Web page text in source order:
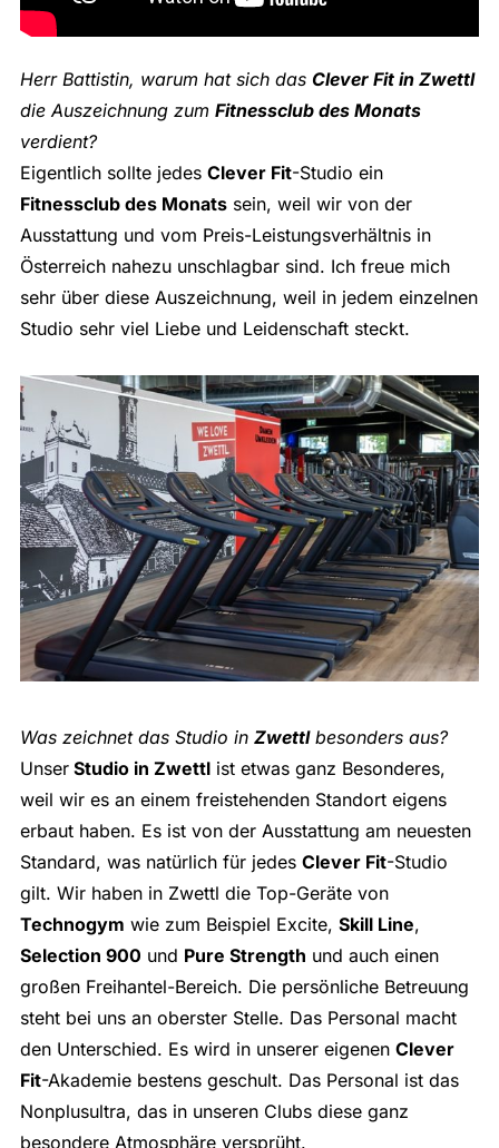
Herr Battistin, warum hat sich das Clever Fit in Zwettl
die Auszeichnung zum Fitnessclub des Monats
verdient?
Eigentlich sollte jedes Clever Fit-Studio ein
Fitnessclub des Monatssein, weil wir von der
Ausstattung und vom Preis-Leistungsverhältnis in
Österreich nahezu unschlagbar sind. Ich freue mich
sehr über diese Auszeichnung, weil in jedem einzelnen
Studio sehr viel Liebe und Leidenschaft steckt.
Was zeichnet das Studio in Zwettlbesonders aus?
UnserStudio in Zwettlist etwas ganz Besonderes,
weil wir es an einem freistehenden Standort eigens
erbaut haben. Es ist von der Ausstattung am neuesten
Standard, was natürlich für jedes Clever Fit-Studio
gilt. Wir haben in Zwettl die Top-Geräte von
Technogym wie zum Beispiel Excite, Skill Line,
Selection 900 und Pure Strength und auch einen
großen Freihantel-Bereich. Die persönliche Betreuung
steht bei uns an oberster Stelle. Das Personal macht
den Unterschied. Es wird in unserer eigenen Clever
Fit-Akademie bestens geschult. Das Personal ist das
Nonplusultra, das in unseren Clubs diese ganz
besondere Atmosphäre versprüht.